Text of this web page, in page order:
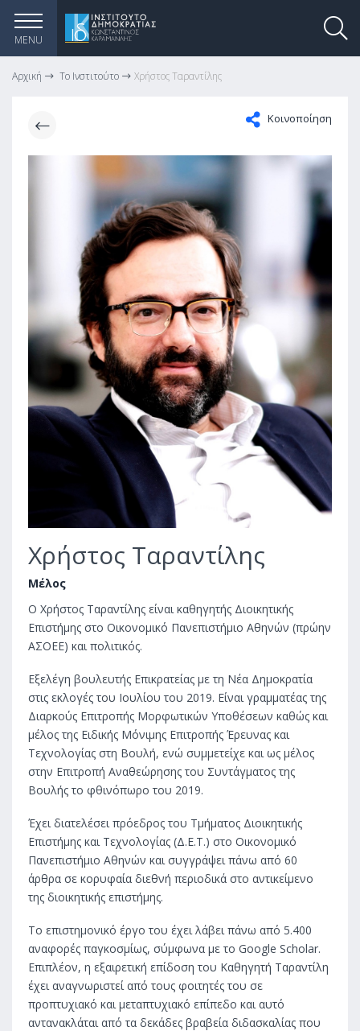
MENU
Αρχική Το Ινστιτούτο Χρήστος Ταραντίλης
Κοινοποίηση
Χρήστος Ταραντίλης
Μέλος
Ο Χρήστος Ταραντίλης είναι καθηγητής Διοικητικής
Επιστήμης στο Οικονομικό Πανεπιστήμιο Αθηνών (πρώην
ΑΣΟΕΕ) και πολιτικός.
Εξελέγη βουλευτής Επικρατείας με τη Νέα Δημοκρατία
στις εκλογές του Ιουλίου του 2019. Eίναι γραμματέας της
Διαρκούς Επιτροπής Μορφωτικών Υποθέσεων καθώς και
μέλος της Ειδικής Μόνιμης Επιτροπής Έρευνας και
Τεχνολογίας στη Βουλή, ενώ συμμετείχε και ως μέλος
στην Επιτροπή Αναθεώρησης του Συντάγματος της
Βουλής το φθινόπωρο του 2019.
Έχει διατελέσει πρόεδρος του Τμήματος Διοικητικής
Επιστήμης και Τεχνολογίας (Δ.Ε.Τ.) στο Οικονομικό
Πανεπιστήμιο Αθηνών και συγγράψει πάνω από 60
άρθρα σε κορυφαία διεθνή περιοδικά στο αντικείμενο
της διοικητικής επιστήμης.
Το επιστημονικό έργο του έχει λάβει πάνω από 5.400
αναφορές παγκοσμίως, σύμφωνα με το Google Scholar.
Επιπλέον, η εξαιρετική επίδοση του Καθηγητή Ταραντίλη
έχει αναγνωριστεί από τους φοιτητές του σε
προπτυχιακό και μεταπτυχιακό επίπεδο και αυτό
αντανακλάται από τα δεκάδες βραβεία διδασκαλίας που